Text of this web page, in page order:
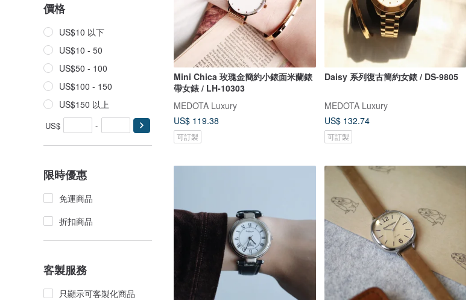
價格
US$10 以下
US$10 - 50
US$50 - 100
US$100 - 150
US$150 以上
US$ -
限時優惠
免運商品
折扣商品
客製服務
只顯示可客製化商品
Mini Chica 玫瑰金簡約小錶面米蘭錶
帶女錶 / LH-10303
MEDOTA Luxury
US$ 119.38
可訂製
Daisy 系列復古簡約女錶 / DS-9805
MEDOTA Luxury
US$ 132.74
可訂製